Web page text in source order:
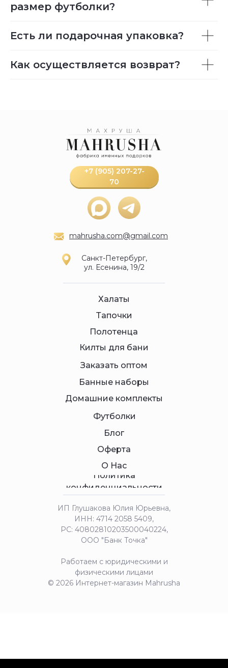
размер футболки?
Есть ли подарочная упаковка?
Как осуществляется возврат?
Работаем с юридическими и
физическими лицами
© 2026 Интернет-магазин Mahrusha
ИП Глушакова Юлия Юрьевна,
ИНН: 4714 2058 5409,
РС: 40802810203500040224,
ООО "Банк Точка"
Санкт-Петербург,
ул. Есенина, 19/2
mahrusha.com@gmail.com
+7 (905) 207-27-
70
Домашние комплекты
Банные наборы
Футболки
Заказать оптом
Килты для бани
Полотенца
Тапочки
Халаты
Политика
конфиденциальности
Оферта
О Нас
Блог